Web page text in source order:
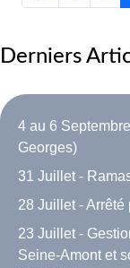
Derniers
4 au 6
Georges)
31 Juillet -
28 Juillet -
23 Juillet -
Seine-Amont et